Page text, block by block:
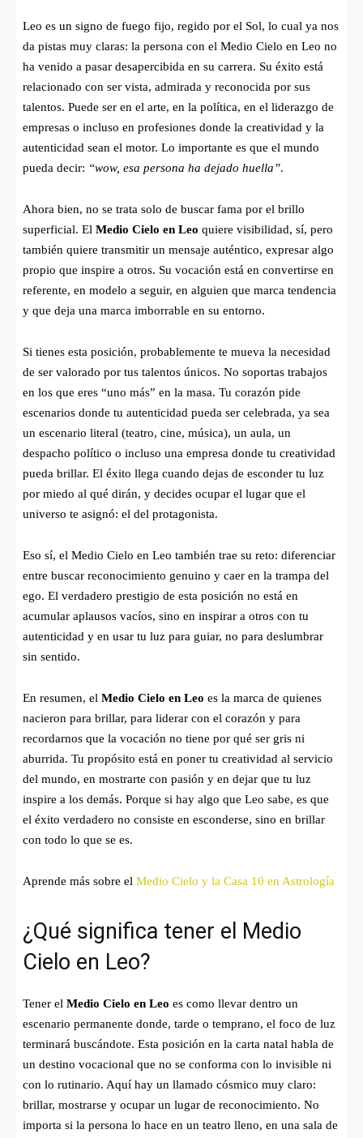
Leo es un signo de fuego fijo, regido por el Sol, lo cual ya nos
da pistas muy claras: la persona con el Medio Cielo en Leo no
ha venido a pasar desapercibida en su carrera. Su éxito está
relacionado con ser vista, admirada y reconocida por sus
talentos. Puede ser en el arte, en la política, en el liderazgo de
empresas o incluso en profesiones donde la creatividad y la
autenticidad sean el motor. Lo importante es que el mundo
pueda decir: “wow, esa persona ha dejado huella”.
Ahora bien, no se trata solo de buscar fama por el brillo
superficial. El Medio Cielo en Leo quiere visibilidad, sí, pero
también quiere transmitir un mensaje auténtico, expresar algo
propio que inspire a otros. Su vocación está en convertirse en
referente, en modelo a seguir, en alguien que marca tendencia
y que deja una marca imborrable en su entorno.
Si tienes esta posición, probablemente te mueva la necesidad
de ser valorado por tus talentos únicos. No soportas trabajos
en los que eres “uno más” en la masa. Tu corazón pide
escenarios donde tu autenticidad pueda ser celebrada, ya sea
un escenario literal (teatro, cine, música), un aula, un
despacho político o incluso una empresa donde tu creatividad
pueda brillar. El éxito llega cuando dejas de esconder tu luz
por miedo al qué dirán, y decides ocupar el lugar que el
universo te asignó: el del protagonista.
Eso sí, el Medio Cielo en Leo también trae su reto: diferenciar
entre buscar reconocimiento genuino y caer en la trampa del
ego. El verdadero prestigio de esta posición no está en
acumular aplausos vacíos, sino en inspirar a otros con tu
autenticidad y en usar tu luz para guiar, no para deslumbrar
sin sentido.
En resumen, el Medio Cielo en Leo es la marca de quienes
nacieron para brillar, para liderar con el corazón y para
recordarnos que la vocación no tiene por qué ser gris ni
aburrida. Tu propósito está en poner tu creatividad al servicio
del mundo, en mostrarte con pasión y en dejar que tu luz
inspire a los demás. Porque si hay algo que Leo sabe, es que
el éxito verdadero no consiste en esconderse, sino en brillar
con todo lo que se es.
Aprende más sobre el Medio Cielo y la Casa 10 en Astrología
¿Qué significa tener el Medio
Cielo en Leo?
Tener el Medio Cielo en Leo es como llevar dentro un
escenario permanente donde, tarde o temprano, el foco de luz
terminará buscándote. Esta posición en la carta natal habla de
un destino vocacional que no se conforma con lo invisible ni
con lo rutinario. Aquí hay un llamado cósmico muy claro:
brillar, mostrarse y ocupar un lugar de reconocimiento. No
importa si la persona lo hace en un teatro lleno, en una sala de